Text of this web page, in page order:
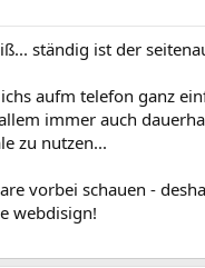
ständig ist der
aufm telefon ganz
immer auch
zu nutzen...
vorbei schauen -
webdisign!